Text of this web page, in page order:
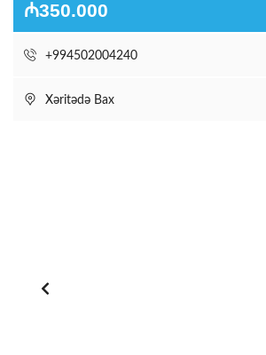
₼350.000
+994502004240
Xəritədə Bax